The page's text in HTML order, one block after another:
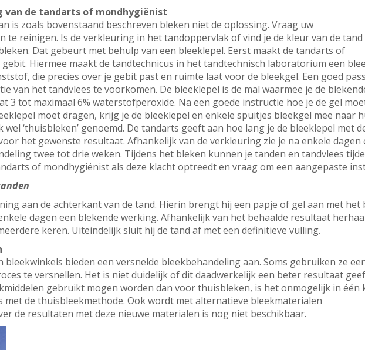
van de tandarts of mondhygiënist
is zoals bovenstaand beschreven bleken niet de oplossing. Vraag uw
te reinigen. Is de verkleuring in het tandoppervlak of vind je de kleur van de tand
Dat gebeurt met behulp van een bleeklepel. Eerst maakt de tandarts of
Hiermee maakt de tandtechnicus in het tandtechnisch laboratorium een
die precies over je gebit past en ruimte laat voor de bleekgel. Een goed
van het tandvlees te voorkomen. De bleeklepel is de mal waarmee je de
3 tot maximaal 6% waterstofperoxide. Na een goede instructie hoe je de gel
moet dragen, krijg je de bleeklepel en enkele spuitjes bleekgel mee naar
‘thuisbleken’ genoemd. De tandarts geeft aan hoe lang je de bleeklepel met
het gewenste resultaat. Afhankelijk van de verkleuring zie je na enkele dagen
twee tot drie weken. Tijdens het bleken kunnen je tanden en tandvlees
of mondhygiënist als deze klacht optreedt en vraag om een aangepaste
aan de achterkant van de tand. Hierin brengt hij een papje of gel aan met het
dagen een blekende werking. Afhankelijk van het behaalde resultaat
keren. Uiteindelijk sluit hij de tand af met een definitieve vulling.
bieden een versnelde bleekbehandeling aan. Soms gebruiken ze
te versnellen. Het is niet duidelijk of dit daadwerkelijk een beter resultaat
gebruikt mogen worden dan voor thuisbleken, is het onmogelijk in één
met de thuisbleekmethode. Ook wordt met alternatieve bleekmaterialen
de resultaten met deze nieuwe materialen is nog niet beschikbaar.